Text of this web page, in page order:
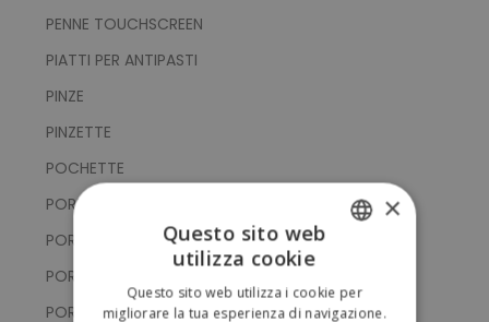
PENNE TOUCHSCREEN
PIATTI PER ANTIPASTI
PINZE
PINZETTE
POCHETTE
PORTA CARTE DI CREDITO
PORTA CELLULARE
PORTACHIAVI CON GETTONE
PORTACHIAVI CON PUNTATORE TOUCHENGLISH
×
Questo sito web
utilizza cookie
Questo sito web utilizza i cookie per
migliorare la tua esperienza di navigazione.